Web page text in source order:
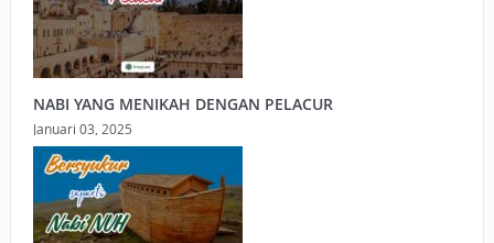
NABI YANG MENIKAH DENGAN PELACUR
Januari 03, 2025